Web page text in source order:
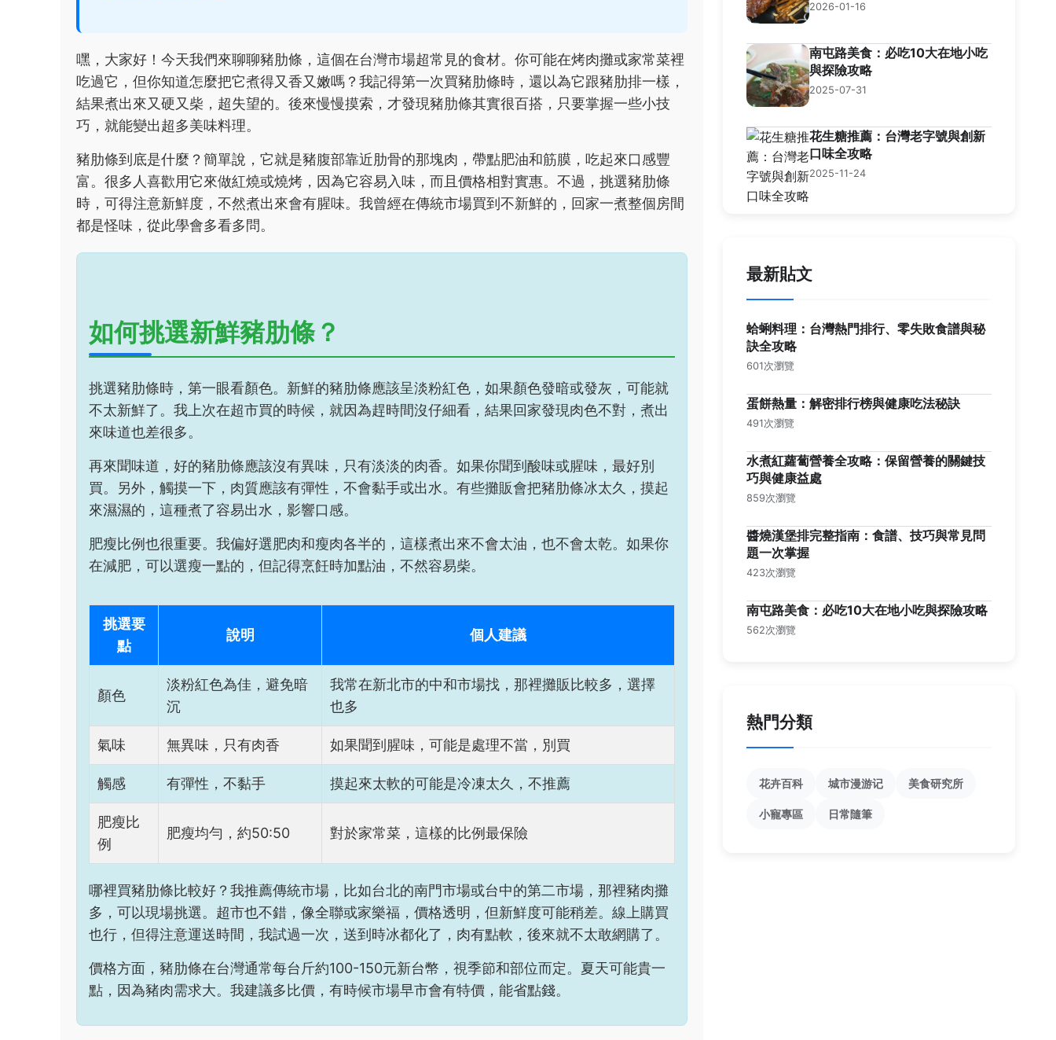
嘿，大家好！今天我們來聊聊豬肋條，這個在台灣市場超常見的食材。你可能在烤肉攤或家常菜裡
吃過它，但你知道怎麼把它煮得又香又嫩嗎？我記得第一次買豬肋條時，還以為它跟豬肋排一樣，
結果煮出來又硬又柴，超失望的。後來慢慢摸索，才發現豬肋條其實很百搭，只要掌握一些小技
巧，就能變出超多美味料理。
豬肋條到底是什麼？簡單說，它就是豬腹部靠近肋骨的那塊肉，帶點肥油和筋膜，吃起來口感豐
富。很多人喜歡用它來做紅燒或燒烤，因為它容易入味，而且價格相對實惠。不過，挑選豬肋條
時，可得注意新鮮度，不然煮出來會有腥味。我曾經在傳統市場買到不新鮮的，回家一煮整個房間
都是怪味，從此學會多看多問。
如何挑選新鮮豬肋條？
挑選豬肋條時，第一眼看顏色。新鮮的豬肋條應該呈淡粉紅色，如果顏色發暗或發灰，可能就
不太新鮮了。我上次在超市買的時候，就因為趕時間沒仔細看，結果回家發現肉色不對，煮出
來味道也差很多。
再來聞味道，好的豬肋條應該沒有異味，只有淡淡的肉香。如果你聞到酸味或腥味，最好別
買。另外，觸摸一下，肉質應該有彈性，不會黏手或出水。有些攤販會把豬肋條冰太久，摸起
來濕濕的，這種煮了容易出水，影響口感。
肥瘦比例也很重要。我偏好選肥肉和瘦肉各半的，這樣煮出來不會太油，也不會太乾。如果你
在減肥，可以選瘦一點的，但記得烹飪時加點油，不然容易柴。
挑選要
點
說明 個人建議
顏色
淡粉紅色為佳，避免暗
沉
我常在新北市的中和市場找，那裡攤販比較多，選擇
也多
氣味 無異味，只有肉香 如果聞到腥味，可能是處理不當，別買
觸感 有彈性，不黏手 摸起來太軟的可能是冷凍太久，不推薦
肥瘦比
例
肥瘦均勻，約50:50 對於家常菜，這樣的比例最保險
哪裡買豬肋條比較好？我推薦傳統市場，比如台北的南門市場或台中的第二市場，那裡豬肉攤
多，可以現場挑選。超市也不錯，像全聯或家樂福，價格透明，但新鮮度可能稍差。線上購買
也行，但得注意運送時間，我試過一次，送到時冰都化了，肉有點軟，後來就不太敢網購了。
價格方面，豬肋條在台灣通常每台斤約100-150元新台幣，視季節和部位而定。夏天可能貴一
點，因為豬肉需求大。我建議多比價，有時候市場早市會有特價，能省點錢。
2026-01-16
南屯路美食：必吃10大在地小吃
與探險攻略
2025-07-31
花生糖推薦：台灣老字號與創新
口味全攻略
2025-11-24
最新貼文
蛤蜊料理：台灣熱門排行、零失敗食譜與秘
訣全攻略
601次瀏覽
蛋餅熱量：解密排行榜與健康吃法秘訣
491次瀏覽
水煮紅蘿蔔營養全攻略：保留營養的關鍵技
巧與健康益處
859次瀏覽
醬燒漢堡排完整指南：食譜、技巧與常見問
題一次掌握
423次瀏覽
南屯路美食：必吃10大在地小吃與探險攻略
562次瀏覽
熱門分類
花卉百科 城市漫游记 美食研究所
小寵專區 日常隨筆